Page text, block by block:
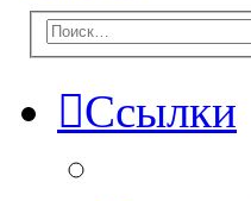
Ссылки